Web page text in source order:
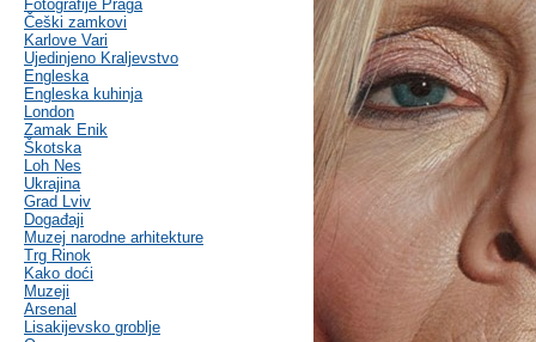
Fotografije Praga
Češki zamkovi
Karlove Vari
Ujedinjeno Kraljevstvo
Engleska
Engleska kuhinja
London
Zamak Enik
Škotska
Loh Nes
Ukrajina
Grad Lviv
Događaji
Muzej narodne arhitekture
Trg Rinok
Kako doći
Muzeji
Arsenal
Lisakijevsko groblje